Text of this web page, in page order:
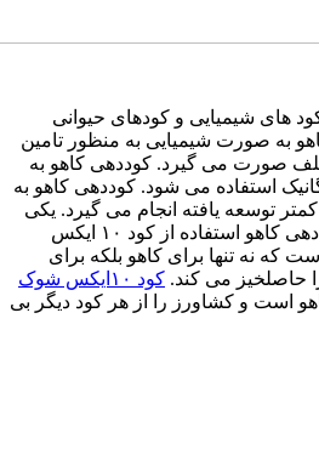
های شیمیایی و کودهای حیوانی
به صورت شیمیایی به منظور تامین
صورت می گیرد. کوددهی کاهو به
استفاده می شود. کوددهی کاهو به
توسعه یافته انجام می گیرد. یکی
از روش های مفید برای کوددهی کاهو استفاده از کود ۱۰ ایکس
که نه تنها برای کاهو بلکه برای
حاصلخیز می کند. کود ۱۰ایکس شوک
است و کشاورز را از هر کود دیگر بی